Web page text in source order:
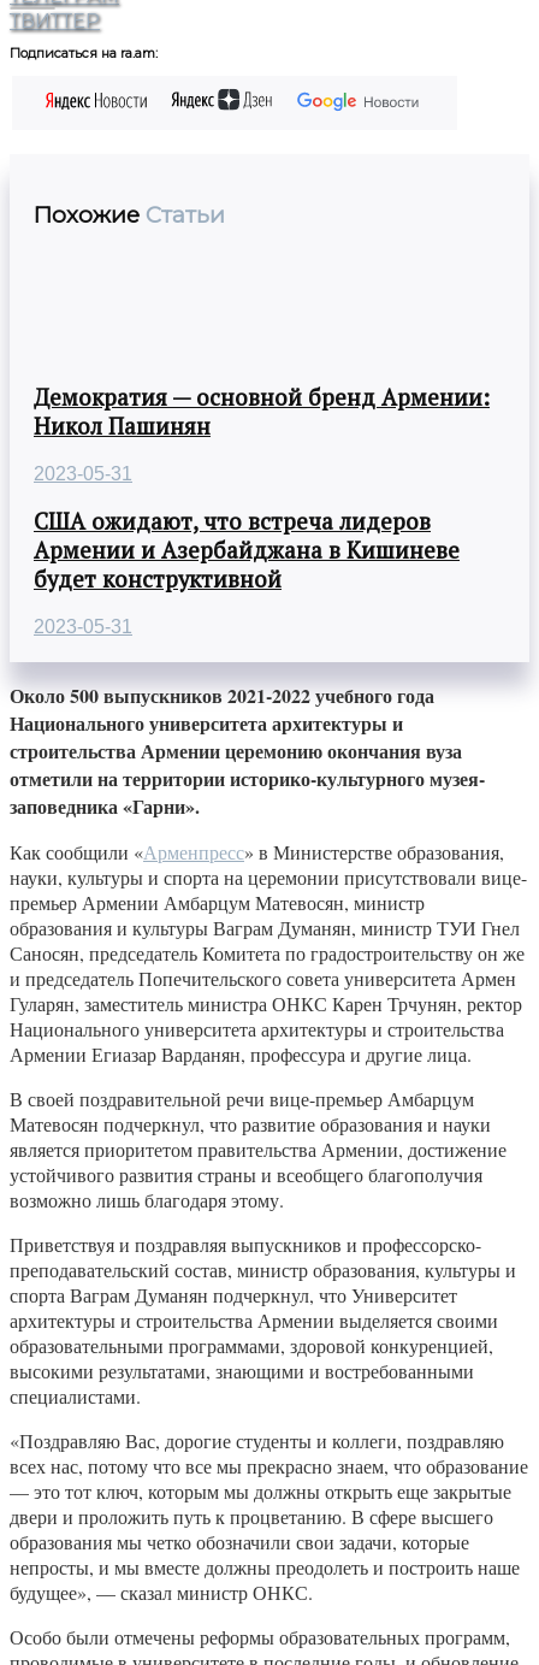
ТВИТТЕР
Подписаться на ra.am:
Похожие Статьи
Демократия — основной бренд Армении:
Никол Пашинян
2023-05-31
США ожидают, что встреча лидеров
Армении и Азербайджана в Кишиневе
будет конструктивной
2023-05-31
Около 500 выпускников 2021-2022 учебного года
Национального университета архитектуры и
строительства Армении церемонию окончания вуза
отметили на территории историко-культурного музея-
заповедника «Гарни».
Как сообщили «Арменпресс» в Министерстве образования,
науки, культуры и спорта на церемонии присутствовали вице-
премьер Армении Амбарцум Матевосян, министр
образования и культуры Ваграм Думанян, министр ТУИ Гнел
Саносян, председатель Комитета по градостроительству он же
и председатель Попечительского совета университета Армен
Гуларян, заместитель министра ОНКС Карен Трчунян, ректор
Национального университета архитектуры и строительства
Армении Егиазар Варданян, профессура и другие лица.
В своей поздравительной речи вице-премьер Амбарцум
Матевосян подчеркнул, что развитие образования и науки
является приоритетом правительства Армении, достижение
устойчивого развития страны и всеобщего благополучия
возможно лишь благодаря этому.
Приветствуя и поздравляя выпускников и профессорско-
преподавательский состав, министр образования, культуры и
спорта Ваграм Думанян подчеркнул, что Университет
архитектуры и строительства Армении выделяется своими
образовательными программами, здоровой конкуренцией,
высокими результатами, знающими и востребованными
специалистами.
«Поздравляю Вас, дорогие студенты и коллеги, поздравляю
всех нас, потому что все мы прекрасно знаем, что образование
— это тот ключ, которым мы должны открыть еще закрытые
двери и проложить путь к процветанию. В сфере высшего
образования мы четко обозначили свои задачи, которые
непросты, и мы вместе должны преодолеть и построить наше
будущее», — сказал министр ОНКС.
Особо были отмечены реформы образовательных программ,